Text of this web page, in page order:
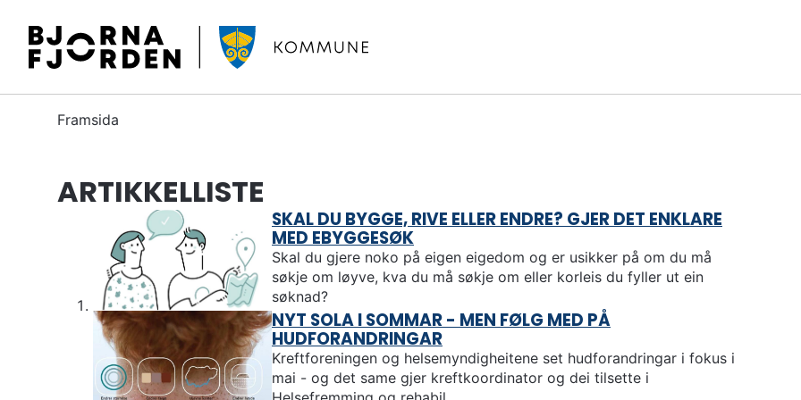
B
D
Framsida
ARTIKKELLISTE
SKAL DU BYGGE, RIVE ELLER ENDRE? GJER DET ENKLARE
MED EBYGGESØK
Skal du gjere noko på eigen eigedom og er usikker på om du må
søkje om løyve, kva du må søkje om eller korleis du fyller ut ein
søknad?
NYT SOLA I SOMMAR - MEN FØLG MED PÅ
HUDFORANDRINGAR
Kreftforeningen og helsemyndigheitene set hudforandringar i fokus i
mai - og det same gjer kreftkoordinator og dei tilsette i